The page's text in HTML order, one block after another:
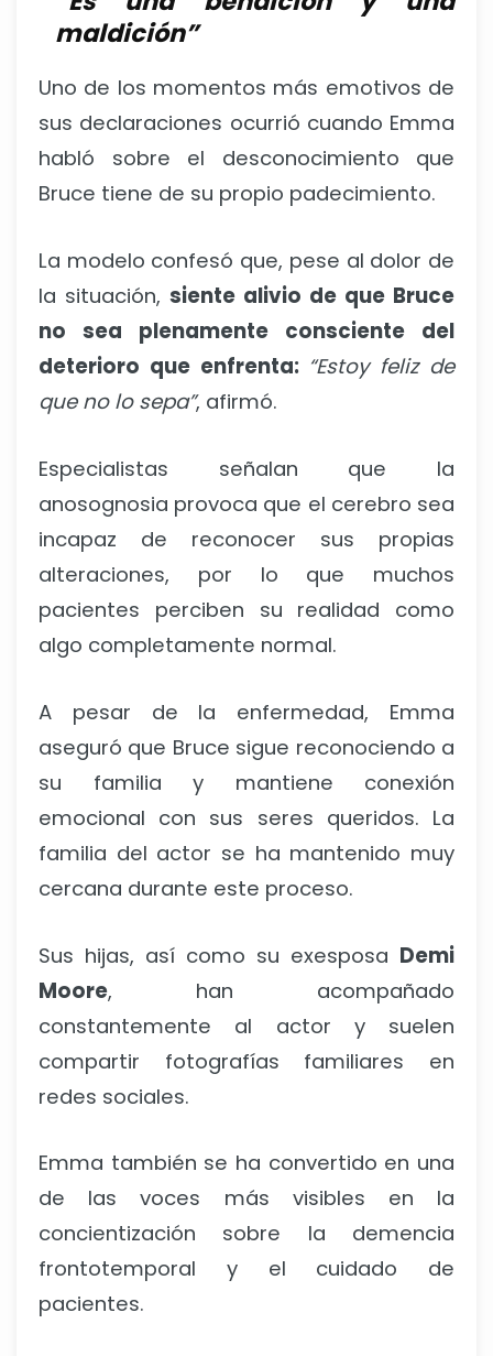
maldición”
Uno de los momentos más emotivos de
sus declaraciones ocurrió cuando Emma
habló sobre el desconocimiento que
Bruce tiene de su propio padecimiento.
La modelo confesó que, pese al dolor de
la situación, siente alivio de que Bruce
no sea plenamente consciente del
deterioro que enfrenta: “Estoy feliz de
que no lo sepa”, afirmó.
Especialistas señalan que la
anosognosia provoca que el cerebro sea
incapaz de reconocer sus propias
alteraciones, por lo que muchos
pacientes perciben su realidad como
algo completamente normal.
A pesar de la enfermedad, Emma
aseguró que Bruce sigue reconociendo a
su familia y mantiene conexión
emocional con sus seres queridos. La
familia del actor se ha mantenido muy
cercana durante este proceso.
Sus hijas, así como su exesposa Demi
Moore, han acompañado
constantemente al actor y suelen
compartir fotografías familiares en
redes sociales.
Emma también se ha convertido en una
de las voces más visibles en la
concientización sobre la demencia
frontotemporal y el cuidado de
pacientes.